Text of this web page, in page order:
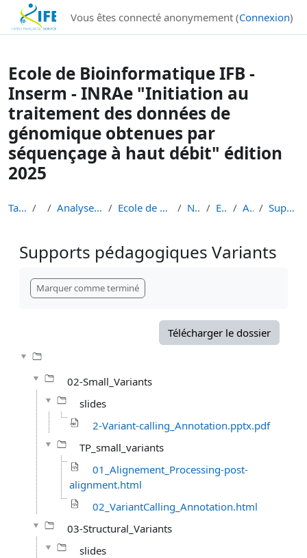
Institut Français de Bioinformatique - Les formations
Passer au contenu principalVous êtes connecté anonymement (Connexion)
Ecole de Bioinformatique IFB -
Inserm - INRAe "Initiation au
traitement des données de
génomique obtenues par
séquençage à haut débit" édition
2025
Tableau de bord Cours Analyse de données de séquençage haut débit Ecole de Bioinformatique - IFB - Inserm - INRAe EB... Niveau 1 débutant EB3I Niv 1 2025 Atelier Variants Supports pédagogiques Variants
Supports pédagogiques Variants
Marquer comme terminé
Télécharger le dossier
02-Small_Variants
slides
2-Variant-calling_Annotation.pptx.pdf
TP_small_variants
01_Alignement_Processing-post-
alignment.html
02_VariantCalling_Annotation.html
03-Structural_Variants
slides